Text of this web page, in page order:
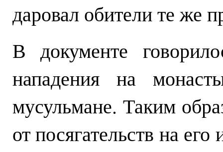
даровал обители те же
В документе
нападения на
мусульмане. Таким
от посягательств на